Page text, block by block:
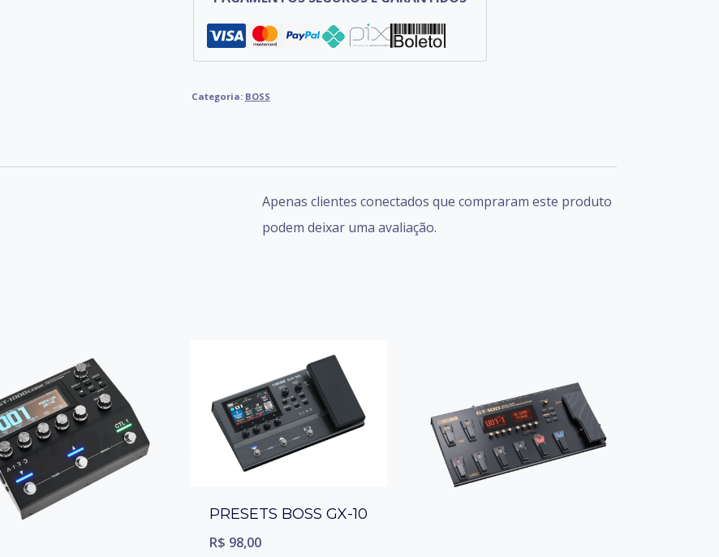
Categoria: BOSS
Apenas clientes conectados que compraram este produto
podem deixar uma avaliação.
PRESETS BOSS GX-10
R$ 98,00